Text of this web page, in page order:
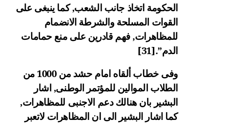
الحكومة اتخاذ جانب الشعب, كما ينبغى على
القوات المسلحة والشرطة الانضمام
للمظاهرات, فهم قادرين على منع حمامات
الدم”.[31]
وفى خطاب ألقاه امام حشد من 1000 من
الطلاب الموالين للمؤتمر الوطنى, اشار
البشير بان هنالك دعم الاجنبى للمظاهرات,
كما اشار البشير الى ان المظاهرات لاتعبر